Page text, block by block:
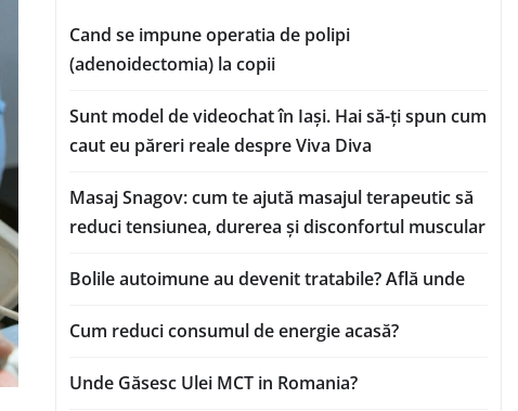
Cand se impune operatia de polipi
(adenoidectomia) la copii
Sunt model de videochat în Iași. Hai să-ți spun cum
caut eu păreri reale despre Viva Diva
Masaj Snagov: cum te ajută masajul terapeutic să
reduci tensiunea, durerea și disconfortul muscular
Bolile autoimune au devenit tratabile? Află unde
Cum reduci consumul de energie acasă?
Unde Găsesc Ulei MCT in Romania?